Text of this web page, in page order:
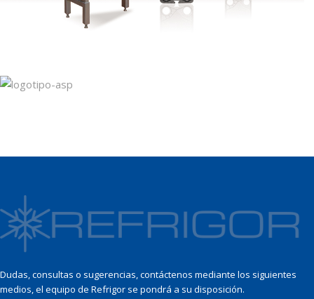
Dudas, consultas o sugerencias, contáctenos mediante los siguientes
medios, el equipo de Refrigor se pondrá a su disposición.